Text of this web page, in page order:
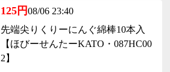
125円08/06 23:40
先端尖りくりーにんぐ綿棒10本入
【ほびーせんたーKATO・087HC00
2】